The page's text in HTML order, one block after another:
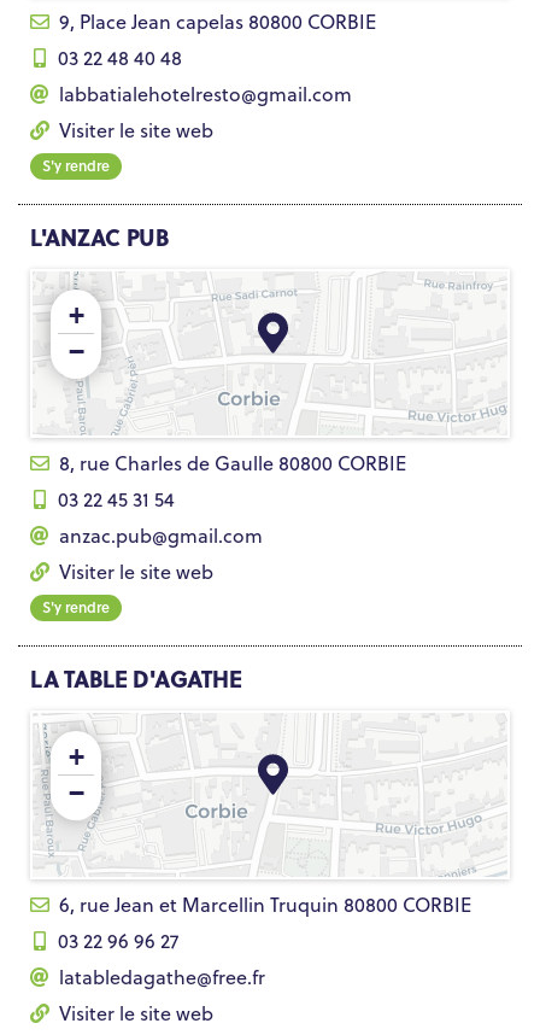
9, Place Jean capelas 80800 CORBIE
03 22 48 40 48
labbatialehotelresto@gmail.com
Visiter le site web
S'y rendre
L'ANZAC PUB
8, rue Charles de Gaulle 80800 CORBIE
03 22 45 31 54
anzac.pub@gmail.com
Visiter le site web
S'y rendre
+
−
LA TABLE D'AGATHE
6, rue Jean et Marcellin Truquin 80800 CORBIE
03 22 96 96 27
latabledagathe@free.fr
Visiter le site web
+
−